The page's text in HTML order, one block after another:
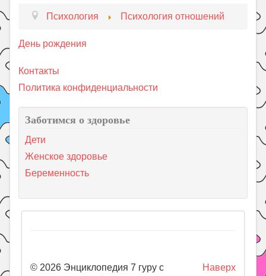
Психология Психология отношений
День рождения
Контакты
Политика конфиденциальности
Заботимся о здоровье
Дети
Женское здоровье
Беременность
Наверх
© 2026 Энциклопедия 7 гуру с